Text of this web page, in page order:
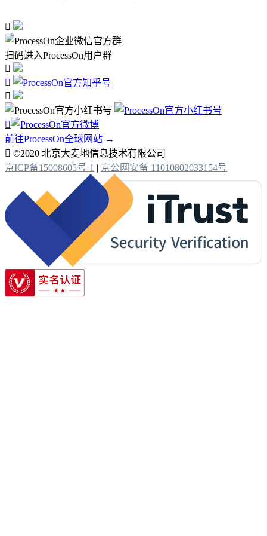

扫码进入ProcessOn用户群




前往ProcessOn全球网站 →
 ©2020 北京大麦地信息技术有限公司
京ICP备15008605号-1 | 京公网安备 11010802033154号